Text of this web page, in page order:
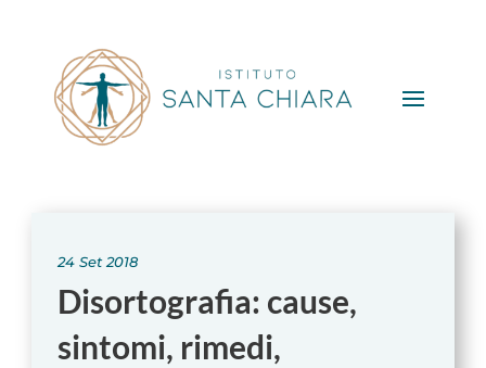
24 Set 2018
Disortografia: cause,
sintomi, rimedi,